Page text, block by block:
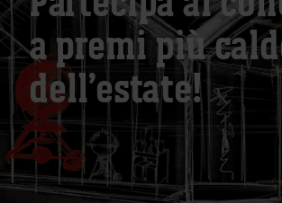
a premi più
dell’estate!